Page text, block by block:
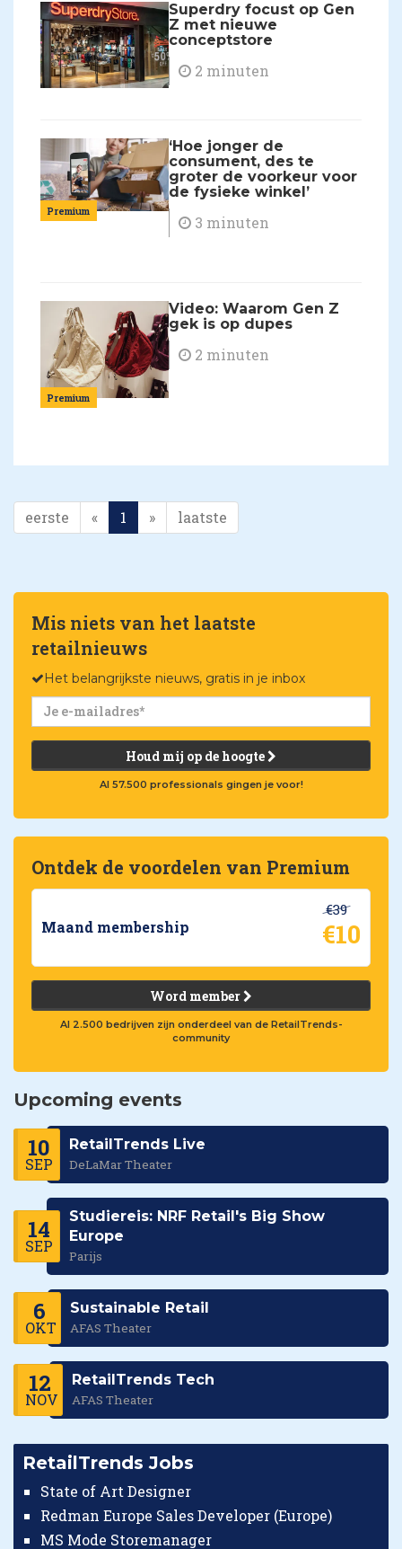
Superdry focust op Gen
Z met nieuwe
conceptstore
2 minuten
Premium
‘Hoe jonger de
consument, des te
groter de voorkeur voor
de fysieke winkel’
3 minuten
Premium
Video: Waarom Gen Z
gek is op dupes
2 minuten
eerste « 1 » laatste
Mis niets van het laatste
retailnieuws
Het belangrijkste nieuws, gratis in je inbox
Houd mij op de hoogte
Al 57.500 professionals gingen je voor!
Ontdek de voordelen van Premium
Maand membership
€39
€10
Word member
Al 2.500 bedrijven zijn onderdeel van de RetailTrends-
community
Upcoming events
10
SEP
RetailTrends Live
DeLaMar Theater
14
SEP
Studiereis: NRF Retail's Big Show
Europe
Parijs
6
OKT
Sustainable Retail
AFAS Theater
12
NOV
RetailTrends Tech
AFAS Theater
RetailTrends Jobs
State of Art Designer
Redman Europe Sales Developer (Europe)
MS Mode Storemanager